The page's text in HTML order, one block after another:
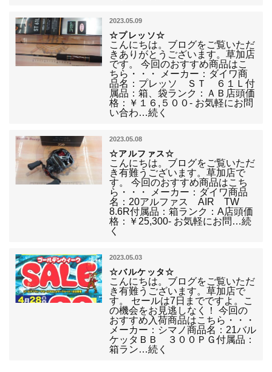
2023.05.09
☆プレッソ☆
こんにちは。ブログをご覧いただ
きありがとうございます。草加店
です。 今回のおすすめ商品はこ
ちら・・・ メーカー：ダイワ商
品名：プレッソ ＳＴ ６１Ｌ付
属品：箱、袋ランク：ＡＢ店頭価
格：￥１６,５００- お気軽にお問
い合わ…続く
2023.05.08
☆アルファス☆
こんにちは。ブログをご覧いただ
き有難うございます。草加店で
す。 今回のおすすめ商品はこち
ら・・・ メーカー：ダイワ商品
名：20アルファス AIR TW
8.6R付属品：箱ランク：A店頭価
格：￥25,300- お気軽にお問…続
く
2023.05.03
☆バルケッタ☆
こんにちは。ブログをご覧いただ
き有難うございます。草加店で
す。 セールは7日までですよ。こ
の機会をお見逃しなく！ 今回の
おすすめ入荷商品はこちら・・・
メーカー：シマノ商品名：21バル
ケッタＢＢ ３００ＰＧ付属品：
箱ラン…続く